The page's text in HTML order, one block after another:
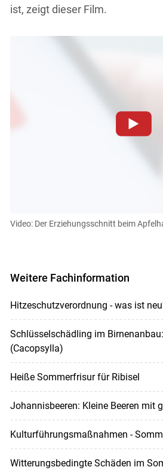
Skip to main
ist, zeigt dieser Film.
einsehen und
Video: Der Erziehungsschnitt beim
Weitere Fachinformation
Hitzeschutzverordnung - was ist
Schlüsselschädling im
(Cacopsylla)
Heiße Sommerfrisur für Ribisel
Johannisbeeren: Kleine Beeren mit
Kulturführungsmaßnahmen -
Witterungsbedingte Schäden im